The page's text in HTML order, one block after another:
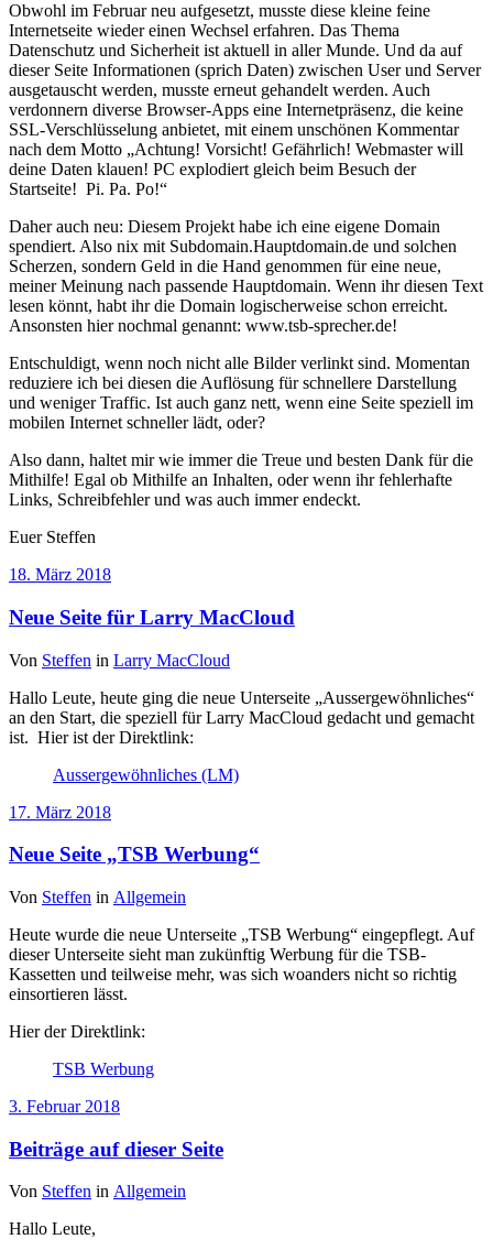
Obwohl im Februar neu aufgesetzt, musste diese kleine feine
Internetseite wieder einen Wechsel erfahren. Das Thema
Datenschutz und Sicherheit ist aktuell in aller Munde. Und da auf
dieser Seite Informationen (sprich Daten) zwischen User und Server
ausgetauscht werden, musste erneut gehandelt werden. Auch
verdonnern diverse Browser-Apps eine Internetpräsenz, die keine
SSL-Verschlüsselung anbietet, mit einem unschönen Kommentar
nach dem Motto „Achtung! Vorsicht! Gefährlich! Webmaster will
deine Daten klauen! PC explodiert gleich beim Besuch der
Startseite! Pi. Pa. Po!“
Daher auch neu: Diesem Projekt habe ich eine eigene Domain
spendiert. Also nix mit Subdomain.Hauptdomain.de und solchen
Scherzen, sondern Geld in die Hand genommen für eine neue,
meiner Meinung nach passende Hauptdomain. Wenn ihr diesen Text
lesen könnt, habt ihr die Domain logischerweise schon erreicht.
Ansonsten hier nochmal genannt: www.tsb-sprecher.de!
Entschuldigt, wenn noch nicht alle Bilder verlinkt sind. Momentan
reduziere ich bei diesen die Auflösung für schnellere Darstellung
und weniger Traffic. Ist auch ganz nett, wenn eine Seite speziell im
mobilen Internet schneller lädt, oder?
Also dann, haltet mir wie immer die Treue und besten Dank für die
Mithilfe! Egal ob Mithilfe an Inhalten, oder wenn ihr fehlerhafte
Links, Schreibfehler und was auch immer endeckt.
Euer Steffen
18. März 2018
Neue Seite für Larry MacCloud
Von Steffen in Larry MacCloud
Hallo Leute, heute ging die neue Unterseite „Aussergewöhnliches“
an den Start, die speziell für Larry MacCloud gedacht und gemacht
ist. Hier ist der Direktlink:
Aussergewöhnliches (LM)
17. März 2018
Neue Seite „TSB Werbung“
Von Steffen in Allgemein
Heute wurde die neue Unterseite „TSB Werbung“ eingepflegt. Auf
dieser Unterseite sieht man zukünftig Werbung für die TSB-
Kassetten und teilweise mehr, was sich woanders nicht so richtig
einsortieren lässt.
Hier der Direktlink:
TSB Werbung
3. Februar 2018
Beiträge auf dieser Seite
Von Steffen in Allgemein
Hallo Leute,